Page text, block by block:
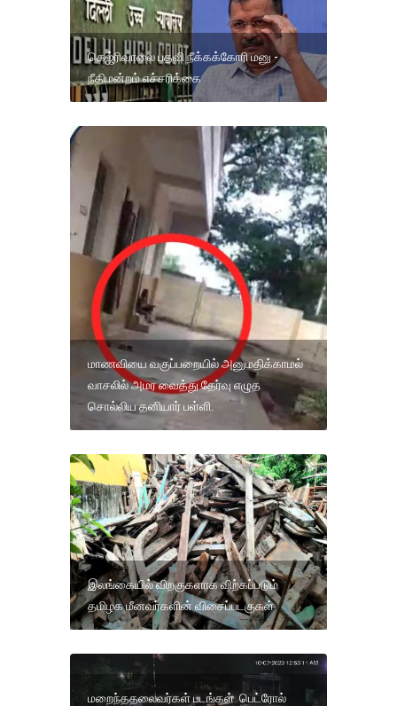
கெஜ்ரிவாலை பதவி நீக்கக்கோரி மனு -
நீதிமன்றம் எச்சரிக்கை
மாணவியை வகுப்பறையில் அனுமதிக்காமல்
வாசலில் அமர வைத்து தேர்வு எழுத
சொல்லிய தனியார் பள்ளி.
இலங்கையில் விறகுகளாக விற்கப்படும்
தமிழக மீனவர்களின் விசைப்படகுகள்
மறைந்ததலைவர்கள் படங்கள் பெட்ரோல்